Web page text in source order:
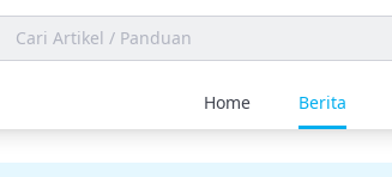
Home Berita